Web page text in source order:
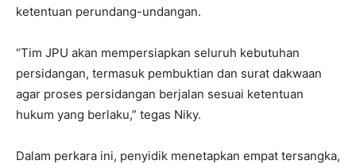
ketentuan perundang-undangan.
“Tim JPU akan mempersiapkan seluruh kebutuhan
persidangan, termasuk pembuktian dan surat dakwaan
agar proses persidangan berjalan sesuai ketentuan
hukum yang berlaku,” tegas Niky.
Dalam perkara ini, penyidik menetapkan empat tersangka,